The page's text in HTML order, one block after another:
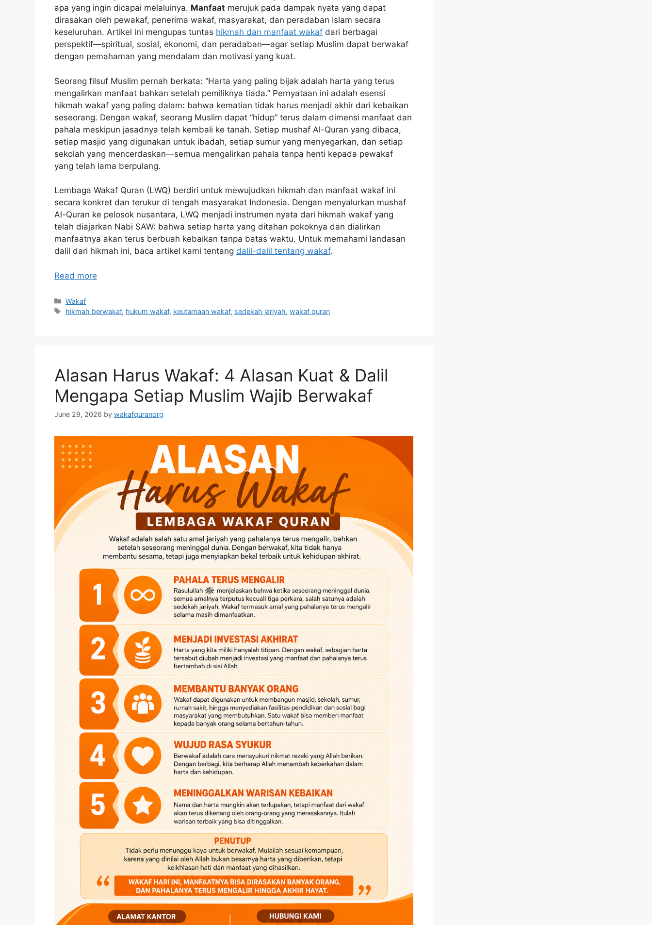
apa yang ingin dicapai melaluinya. Manfaat merujuk pada dampak nyata yang dapat
dirasakan oleh pewakaf, penerima wakaf, masyarakat, dan peradaban Islam secara
keseluruhan. Artikel ini mengupas tuntas hikmah dan manfaat wakaf dari berbagai
perspektif—spiritual, sosial, ekonomi, dan peradaban—agar setiap Muslim dapat berwakaf
dengan pemahaman yang mendalam dan motivasi yang kuat.
Seorang filsuf Muslim pernah berkata: “Harta yang paling bijak adalah harta yang terus
mengalirkan manfaat bahkan setelah pemiliknya tiada.” Pernyataan ini adalah esensi
hikmah wakaf yang paling dalam: bahwa kematian tidak harus menjadi akhir dari kebaikan
seseorang. Dengan wakaf, seorang Muslim dapat “hidup” terus dalam dimensi manfaat dan
pahala meskipun jasadnya telah kembali ke tanah. Setiap mushaf Al-Quran yang dibaca,
setiap masjid yang digunakan untuk ibadah, setiap sumur yang menyegarkan, dan setiap
sekolah yang mencerdaskan—semua mengalirkan pahala tanpa henti kepada pewakaf
yang telah lama berpulang.
Lembaga Wakaf Quran (LWQ) berdiri untuk mewujudkan hikmah dan manfaat wakaf ini
secara konkret dan terukur di tengah masyarakat Indonesia. Dengan menyalurkan mushaf
Al-Quran ke pelosok nusantara, LWQ menjadi instrumen nyata dari hikmah wakaf yang
telah diajarkan Nabi SAW: bahwa setiap harta yang ditahan pokoknya dan dialirkan
manfaatnya akan terus berbuah kebaikan tanpa batas waktu. Untuk memahami landasan
dalil dari hikmah ini, baca artikel kami tentang dalil-dalil tentang wakaf.
Read more
Categories
Wakaf
Tags
hikmah berwakaf, hukum wakaf, keutamaan wakaf, sedekah jariyah,wakaf quran
Alasan Harus Wakaf: 4 Alasan Kuat & Dalil
Mengapa Setiap Muslim Wajib Berwakaf
June 29, 2026 by wakafquranorg